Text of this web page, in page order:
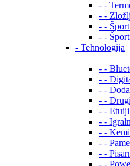
- -
- -
- -
- -
- Tehnologija
+
- -
- -
- -
- -
- - Etuiji
- -
- -
- -
- -
- -